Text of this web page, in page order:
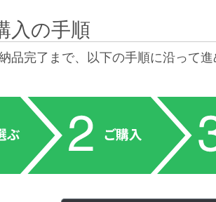
入の手順
品完了まで、以下の手順に沿って